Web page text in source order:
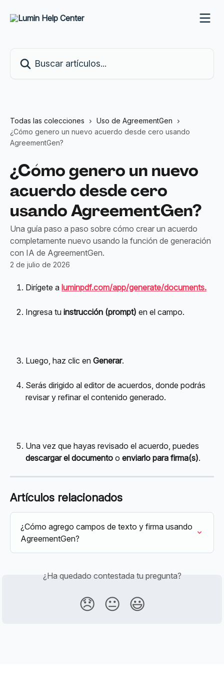
Todas las colecciones
Uso de AgreementGen
¿Cómo genero un nuevo acuerdo desde cero usando
AgreementGen?
¿Cómo genero un nuevo
acuerdo desde cero
usando AgreementGen?
Una guía paso a paso sobre cómo crear un acuerdo
completamente nuevo usando la función de generación
con IA de AgreementGen.
2 de julio de 2026
Dirígete a luminpdf.com/app/generate/documents.
Ingresa tu instrucción (prompt) en el campo.
Luego, haz clic en Generar.
Serás dirigido al editor de acuerdos, donde podrás
revisar y refinar el contenido generado.
Una vez que hayas revisado el acuerdo, puedes
descargar el documento o enviarlo para firma(s).
Artículos relacionados
¿Cómo agrego campos de texto y firma usando
AgreementGen?
¿Ha quedado contestada tu pregunta?
😞 😐 😃